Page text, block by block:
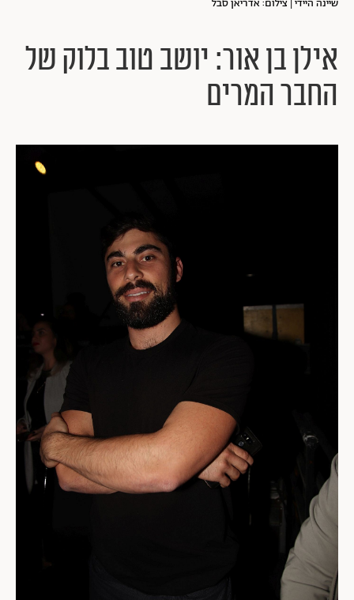
שיינה היידי | צילום: אדריאן סבל
אילן בן אור: יושב טוב בלוק של
החבר המרים